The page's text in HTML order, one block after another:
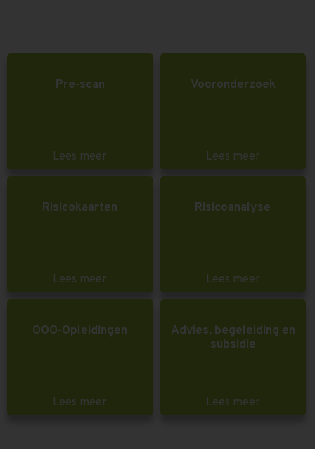
Pre-scan
Lees meer
Vooronderzoek
Lees meer
Risicokaarten
Lees meer
Risicoanalyse
Lees meer
OOO-Opleidingen
Lees meer
Advies, begeleiding en
subsidie
Lees meer